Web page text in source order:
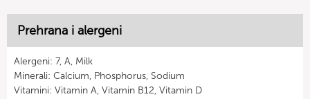
Prehrana i alergeni
Alergeni: 7, A, Milk
Minerali: Calcium, Phosphorus, Sodium
Vitamini: Vitamin A, Vitamin B12, Vitamin D